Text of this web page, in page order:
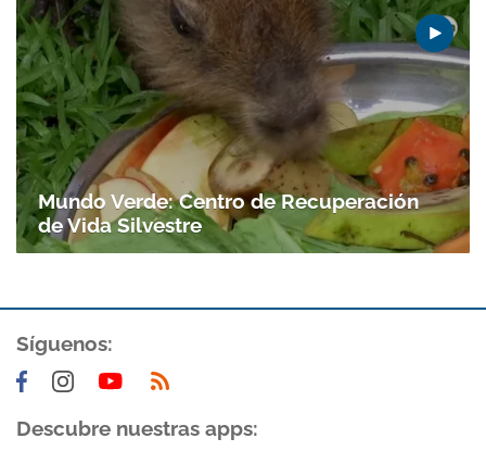
Mundo Verde: Centro de Recuperación
de Vida Silvestre
Síguenos:
Descubre nuestras apps: